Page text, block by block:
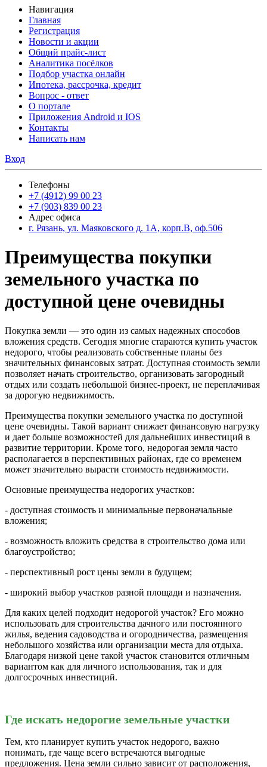
Навигация
Главная
Регистрация
Новости и акции
Общий прайс-лист
Аналитика посёлков
Подбор участка онлайн
Ипотека, рассрочка, кредит
Вопрос - ответ
О портале
Приложения Android и IOS
Контакты
Написать нам
Вход
Телефоны
+7 (4912) 99 00 23
+7 (903) 839 00 23
Адрес офиса
г. Рязань, ул. Маяковского д. 1А, корп.В, оф.506
Преимущества покупки
земельного участка по
доступной цене очевидны
Покупка земли — это один из самых надежных способов
вложения средств. Сегодня многие стараются купить участок
недорого, чтобы реализовать собственные планы без
значительных финансовых затрат. Доступная стоимость земли
позволяет начать строительство, организовать загородный
отдых или создать небольшой бизнес‑проект, не переплачивая
за дорогую недвижимость.
Преимущества покупки земельного участка по доступной
цене очевидны. Такой вариант снижает финансовую нагрузку
и дает больше возможностей для дальнейших инвестиций в
развитие территории. Кроме того, недорогая земля часто
располагается в перспективных районах, где со временем
может значительно вырасти стоимость недвижимости.
Основные преимущества недорогих участков:
- доступная стоимость и минимальные первоначальные
вложения;
- возможность вложить средства в строительство дома или
благоустройство;
- перспективный рост цены земли в будущем;
- широкий выбор участков разной площади и назначения.
Для каких целей подходит недорогой участок? Его можно
использовать для строительства дачного или постоянного
жилья, ведения садоводства и огородничества, размещения
небольшого хозяйства или организации места для отдыха.
Благодаря низкой цене такой участок становится отличным
вариантом как для личного использования, так и для
долгосрочных инвестиций.
Где искать недорогие земельные участки
Тем, кто планирует купить участок недорого, важно
понимать, где чаще всего встречаются выгодные
предложения. Цена земли сильно зависит от расположения,